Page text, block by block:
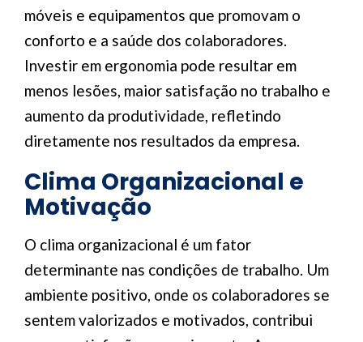
móveis e equipamentos que promovam o
conforto e a saúde dos colaboradores.
Investir em ergonomia pode resultar em
menos lesões, maior satisfação no trabalho e
aumento da produtividade, refletindo
diretamente nos resultados da empresa.
Clima Organizacional e
Motivação
O clima organizacional é um fator
determinante nas condições de trabalho. Um
ambiente positivo, onde os colaboradores se
sentem valorizados e motivados, contribui